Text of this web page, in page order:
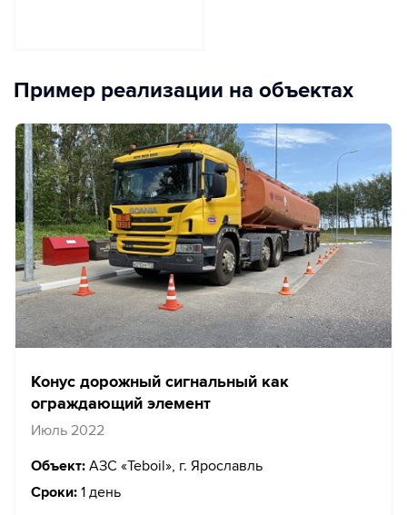
Пример реализации на объектах
Конус дорожный сигнальный как
ограждающий элемент
Июль 2022
Объект: АЗС «Teboil», г. Ярославль
Сроки: 1 день